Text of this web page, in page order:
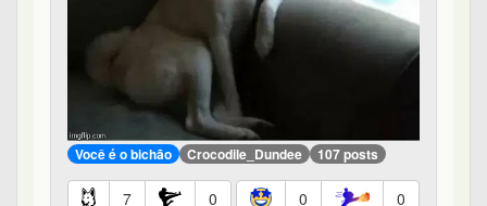
Você é o bichão Crocodile_Dundee 107 posts
7 0 0 0